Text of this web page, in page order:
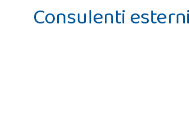
Consulenti esterni